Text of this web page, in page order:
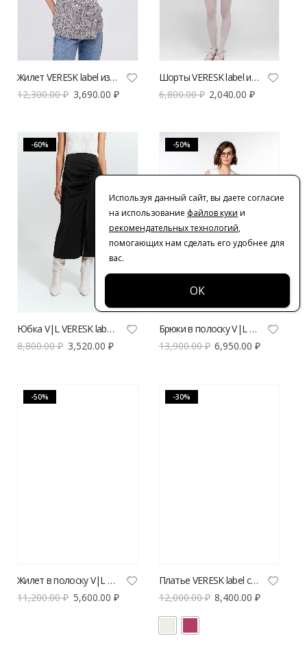
Жилет VERESK label из твида
12,300.00₽ 3,690.00 ₽
Шорты VERESK label из твида
6,800.00₽ 2,040.00₽
-60%
Юбка V|L VERESK label с драпировкой
8,800.00₽ 3,520.00 ₽
-50%
Брюки в полоску V|L из хлопка и льна
13,900.00₽ 6,950.00₽
-50%
Жилет в полоску V|L из хлопка и льна
11,200.00₽ 5,600.00 ₽
-30%
Платье VERESK label с отстрочкой
12,000.00₽ 8,400.00₽
Используя данный сайт, вы даете согласие
на использование файлов куки и
рекомендательных технологий,
помогающих нам сделать его удобнее для
вас.